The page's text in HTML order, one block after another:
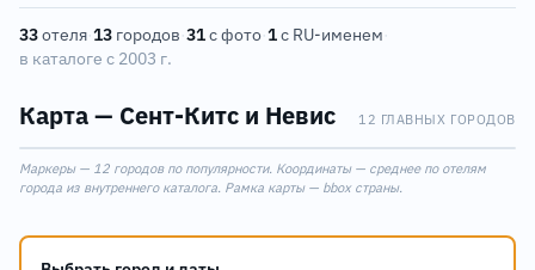
33отеля·13 городов·31с фото·1с RU-именем·
в каталоге с 2003 г.
Карта — Сент-Китс и Невис 12 ГЛАВНЫХ ГОРОДОВ
1
3
5
7
11
+
Маркеры — 12 городов по популярности. Координаты — среднее по отелям
города из внутреннего каталога. Рамка карты — bbox страны.